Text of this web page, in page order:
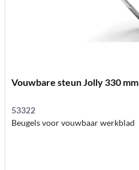
Vouwbare steun Jolly 330 mm
53322
Beugels voor vouwbaar werkblad